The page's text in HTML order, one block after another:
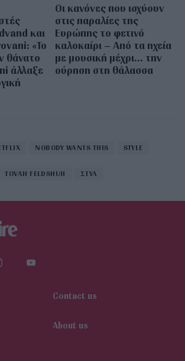
και
«Το
θάνατο
άλλαξε
Οι κανόνες που ισχύουν
στις παραλίες της
Ευρώπης το φετινό
καλοκαίρι – Από τα ηχεία
με μουσική μέχρι… την
ούρηση στη θάλασσα
NOBODY WANTS THIS STYLE
TOVAH FELDSHUH ΣΤΥΛ
Contact us
About us